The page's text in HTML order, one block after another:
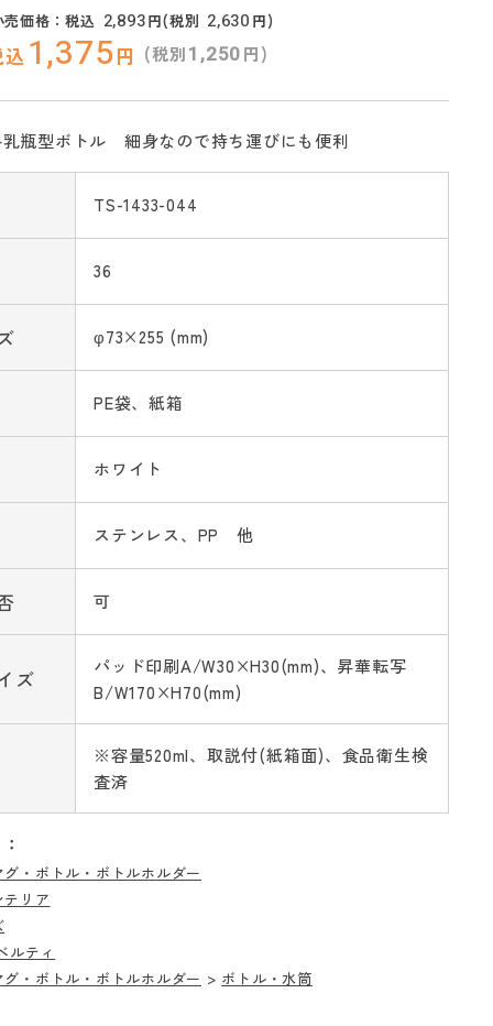
価格：税込 2,893円(税別 2,630 円)
込 1,375円 (税別1,250円)
乳瓶型ボトル 細身なので持ち運びにも便利
TS-1433-044
36
φ73×255 (mm)
PE袋、紙箱
ホワイト
ステンレス、PP 他
可
ズ
パッド印刷A/W30×H30(mm)、昇華転写
B/W170×H70(mm)
※容量520ml、取説付(紙箱面)、食品衛生検
査済
・ボトル・ボトルホルダー
リア
ルティ
・ボトル・ボトルホルダー > ボトル・水筒